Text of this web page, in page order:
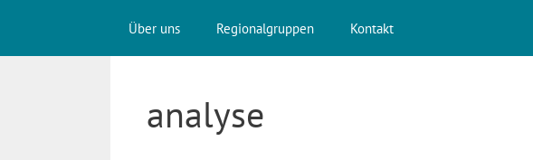
Über uns Regionalgruppen Kontakt
analyse